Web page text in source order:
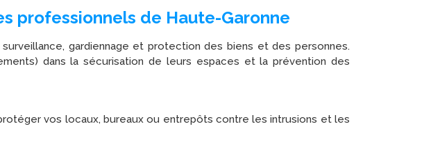
professionnels de Haute-Garonne
gardiennage et protection des biens et des personnes.
dans la sécurisation de leurs espaces et la prévention des
vos locaux, bureaux ou entrepôts contre les intrusions et les